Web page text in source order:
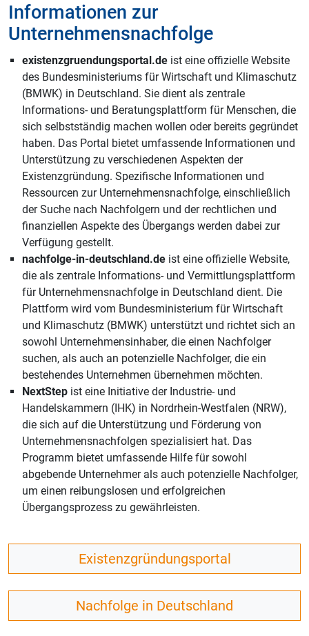
Informationen zur
Unternehmensnachfolge
existenzgruendungsportal.de ist eine offizielle Website
des Bundesministeriums für Wirtschaft und Klimaschutz
(BMWK) in Deutschland. Sie dient als zentrale
Informations- und Beratungsplattform für Menschen, die
sich selbstständig machen wollen oder bereits gegründet
haben. Das Portal bietet umfassende Informationen und
Unterstützung zu verschiedenen Aspekten der
Existenzgründung. Spezifische Informationen und
Ressourcen zur Unternehmensnachfolge, einschließlich
der Suche nach Nachfolgern und der rechtlichen und
finanziellen Aspekte des Übergangs werden dabei zur
Verfügung gestellt.
nachfolge-in-deutschland.de ist eine offizielle Website,
die als zentrale Informations- und Vermittlungsplattform
für Unternehmensnachfolge in Deutschland dient. Die
Plattform wird vom Bundesministerium für Wirtschaft
und Klimaschutz (BMWK) unterstützt und richtet sich an
sowohl Unternehmensinhaber, die einen Nachfolger
suchen, als auch an potenzielle Nachfolger, die ein
bestehendes Unternehmen übernehmen möchten.
NextStep ist eine Initiative der Industrie- und
Handelskammern (IHK) in Nordrhein-Westfalen (NRW),
die sich auf die Unterstützung und Förderung von
Unternehmensnachfolgen spezialisiert hat. Das
Programm bietet umfassende Hilfe für sowohl
abgebende Unternehmer als auch potenzielle Nachfolger,
um einen reibungslosen und erfolgreichen
Übergangsprozess zu gewährleisten.
Existenzgründungsportal
Nachfolge in Deutschland